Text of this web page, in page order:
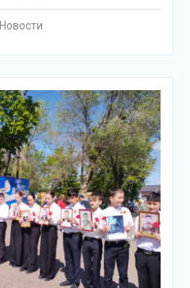
Новости